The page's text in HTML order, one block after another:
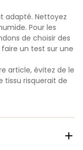
adapté. Nettoyez
Pour les
de choisir des
un test sur une
article, évitez de le
tissu risquerait de
